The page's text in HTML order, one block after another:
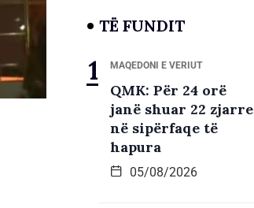
TË FUNDIT
MAQEDONI E VERIUT
QMK: Për 24 orë
janë shuar 22 zjarre
në sipërfaqe të
hapura
05/08/2026